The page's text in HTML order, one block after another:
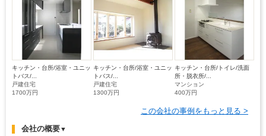
キッチン・台所/浴室・ユニッ
トバス/...
戸建住宅
1700万円
キッチン・台所/浴室・ユニッ
トバス/...
戸建住宅
1300万円
キッチン・台所/トイレ/洗面
所・脱衣所/...
マンション
400万円